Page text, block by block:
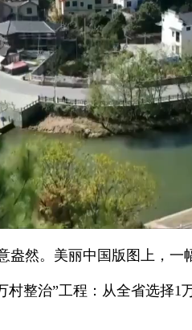
。美丽中国版图上，一
整治”工程：从全省选择1